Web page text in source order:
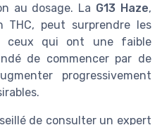
au dosage. La G13 Haze,
THC, peut surprendre les
ceux qui ont une faible
de commencer par de
progressivement
de consulter un expert